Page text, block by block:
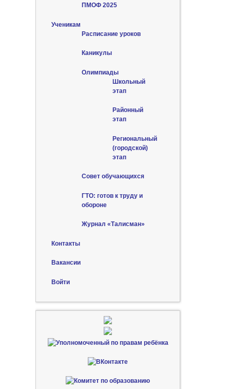
ПМОФ 2025
Ученикам
Расписание уроков
Каникулы
Олимпиады
Школьный
этап
Районный
этап
Региональный
(городской)
этап
Совет обучающихся
ГТО: готов к труду и
обороне
Журнал «Талисман»
Контакты
Вакансии
Войти